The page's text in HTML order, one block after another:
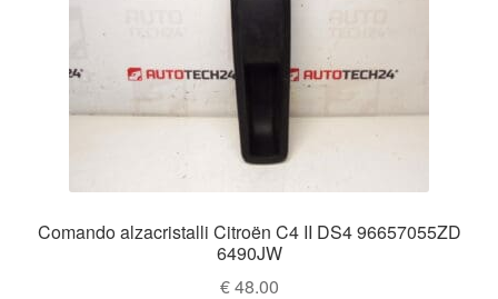
Comando alzacristalli Citroën C4 II DS4 96657055ZD
6490JW
€48.00